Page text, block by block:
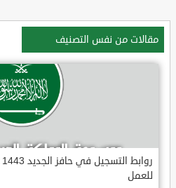
مقالات من نفس التصنيف
للعمل